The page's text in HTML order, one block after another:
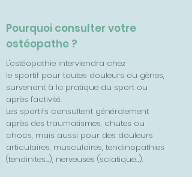
Pourquoi consulter votre
ostéopathe ?
L'ostéopathie interviendra chez
le sportif pour toutes douleurs ou gènes,
survenant à la pratique du sport ou
après l'activité.
Les sportifs consultent généralement
après des traumatismes, chutes ou
chocs, mais aussi pour des douleurs
articulaires, musculaires, tendinopathies
(tendinites...), nerveuses (sciatique...).